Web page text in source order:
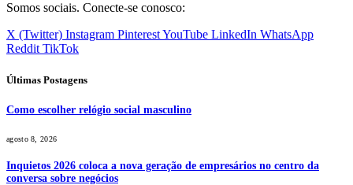
Somos sociais. Conecte-se conosco:
X (Twitter) Instagram PinterestYouTube LinkedIn WhatsApp
Reddit TikTok
Últimas Postagens
Como escolher relógio social masculino
agosto 8, 2026
Inquietos 2026 coloca a nova geração de empresários no centro da
conversa sobre negócios